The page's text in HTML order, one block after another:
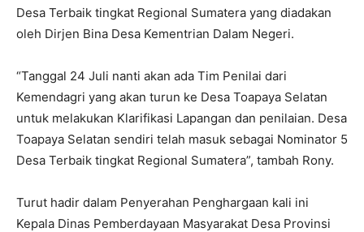
Desa Terbaik tingkat Regional Sumatera yang diadakan
oleh Dirjen Bina Desa Kementrian Dalam Negeri.
“Tanggal 24 Juli nanti akan ada Tim Penilai dari
Kemendagri yang akan turun ke Desa Toapaya Selatan
untuk melakukan Klarifikasi Lapangan dan penilaian. Desa
Toapaya Selatan sendiri telah masuk sebagai Nominator 5
Desa Terbaik tingkat Regional Sumatera”, tambah Rony.
Turut hadir dalam Penyerahan Penghargaan kali ini
Kepala Dinas Pemberdayaan Masyarakat Desa Provinsi